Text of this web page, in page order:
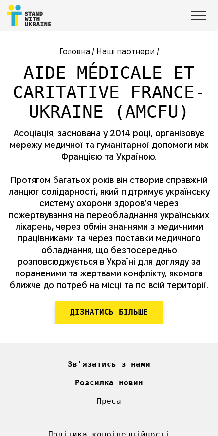
Головна / Наші партнери /
AIDE MÉDICALE ET
CARITATIVE FRANCE-
UKRAINE (AMCFU)
Асоціація, заснована у 2014 році, організовує
мережу медичної та гуманітарної допомоги між
Францією та Україною.
Протягом багатьох років він створив справжній
ланцюг солідарності, який підтримує українську
систему охорони здоров’я через
пожертвування на переобладнання українських
лікарень, через обмін знаннями з медичними
працівниками та через поставки медичного
обладнання, що безпосередньо
розповсюджується в Україні для догляду за
пораненими та жертвами конфлікту, якомога
ближче до потреб на місці та по всій території.
ДІЗНАТИСЬ БІЛЬШЕ
Зв'язатись з нами
Розсилка новин
Преса